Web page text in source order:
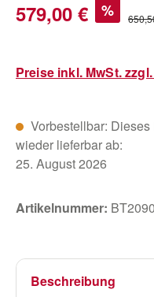
Verkaufspreis:
579,00 € %
Preise inkl. MwSt.
Vorbestellbar:
wieder lieferbar ab:
25. August 2026
Artikelnummer:
Beschreibung